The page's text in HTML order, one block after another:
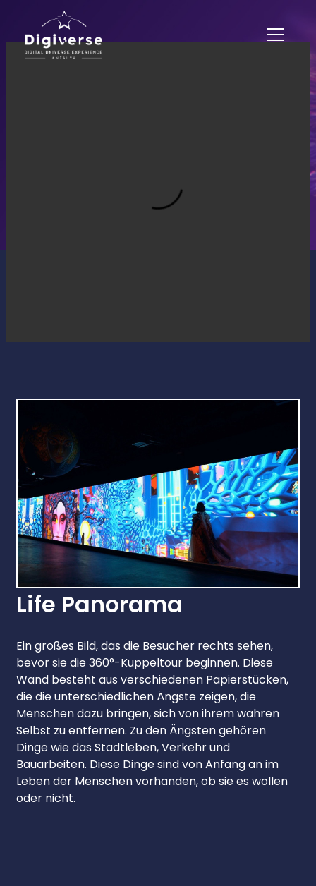
Life Panorama
Ein großes Bild, das die Besucher rechts sehen,
bevor sie die 360°-Kuppeltour beginnen. Diese
Wand besteht aus verschiedenen Papierstücken,
die die unterschiedlichen Ängste zeigen, die
Menschen dazu bringen, sich von ihrem wahren
Selbst zu entfernen. Zu den Ängsten gehören
Dinge wie das Stadtleben, Verkehr und
Bauarbeiten. Diese Dinge sind von Anfang an im
Leben der Menschen vorhanden, ob sie es wollen
oder nicht.